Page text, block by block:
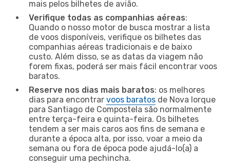
mais pelos bilhetes de avião.
Verifique todas as companhias aéreas:
Quando o nosso motor de busca mostrar a lista
de voos disponíveis, verifique os bilhetes das
companhias aéreas tradicionais e de baixo
custo. Além disso, se as datas da viagem não
forem fixas, poderá ser mais fácil encontrar voos
baratos.
Reserve nos dias mais baratos: os melhores
dias para encontrar voos baratos de Nova Iorque
para Santiago de Compostela são normalmente
entre terça-feira e quinta-feira. Os bilhetes
tendem a ser mais caros aos fins de semana e
durante a época alta, por isso, voar a meio da
semana ou fora de época pode ajudá-lo(a) a
conseguir uma pechincha.